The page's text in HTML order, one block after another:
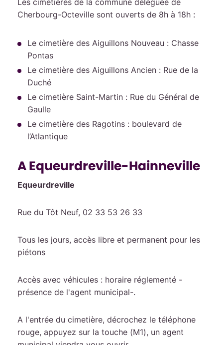
Les cimetières de la commune déléguée de
Cherbourg-Octeville sont ouverts de 8h à 18h :
Le cimetière des Aiguillons Nouveau : Chasse
Pontas
Le cimetière des Aiguillons Ancien : Rue de la
Duché
Le cimetière Saint-Martin : Rue du Général de
Gaulle
Le cimetière des Ragotins : boulevard de
l’Atlantique
A Equeurdreville-Hainneville
Equeurdreville
Rue du Tôt Neuf, 02 33 53 26 33
Tous les jours, accès libre et permanent pour les
piétons
Accès avec véhicules : horaire réglementé -
présence de l'agent municipal-.
A l'entrée du cimetière, décrochez le téléphone
rouge, appuyez sur la touche (M1), un agent